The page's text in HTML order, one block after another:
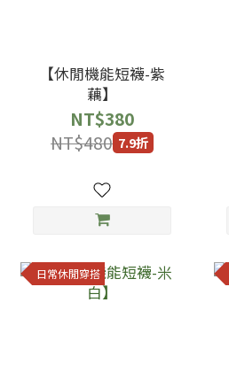
【休閒機能短襪-紫
藕】
NT$380
NT$480 7.9折
日常休閒穿搭